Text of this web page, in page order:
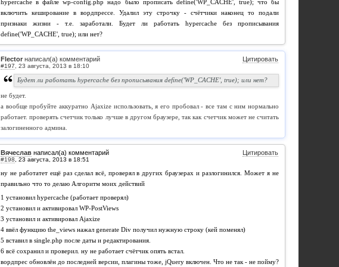
hypercache в файле wp-config.php надо было прописать define('WP_CACHE', true); что бы
включить кеширование в вордпрессе. Удалил эту строчку - счётчики наконец то подали
признаки жизни - т.е. заработали. Будет ли работать hypercache без прописывания
define('WP_CACHE', true); или нет?
Flector написал(а) комментарий Цитировать
#197
Будет ли работать hypercache без прописывания define('WP_CACHE', true); или нет?
не будет.
а вообще пробуйте аккуратно Ajaxize использовать, я его пробовал - все там с ним нормально
работает. проверять счетчик только лучше в другом браузере, так как счетчик может не считать
залогиненного админа.
Вячеслав написал(а) комментарий Цитировать
#198
ну не работатет ещё раз сделал всё, проверял в других браузерах и разлогинился. Может я не
правильно что то делаю Алгоритм моих действий
1 установил hypercache (работает проверял)
2 установил и активировал WP-PostViews
3 установил и активировал Ajaxize
4 ввёл функцию the_views нажал generate Div получил нужную строку (кей поменял)
5 вставил в single.php после даты и редактирования.
6 всё сохранил и проверил. ну не работает счётчик опять встал.
вордпрес обновлён до последней версии, плагины тоже, jQuery включен. Что не так - не пойму?